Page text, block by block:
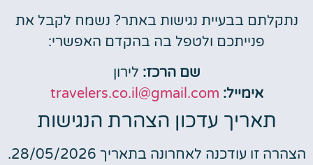
נתקלתם בבעיית נגישות באתר? נשמח לקבל את
פנייתכם ולטפל בה בהקדם האפשרי:
שם הרכז: לירון
אימייל: travelers.co.il@gmail.com
תאריך עדכון הצהרת הנגישות
הצהרה זו עודכנה לאחרונה בתאריך 28/05/2026.